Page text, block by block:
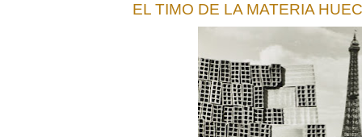
EL TIMO DE LA MATERIA